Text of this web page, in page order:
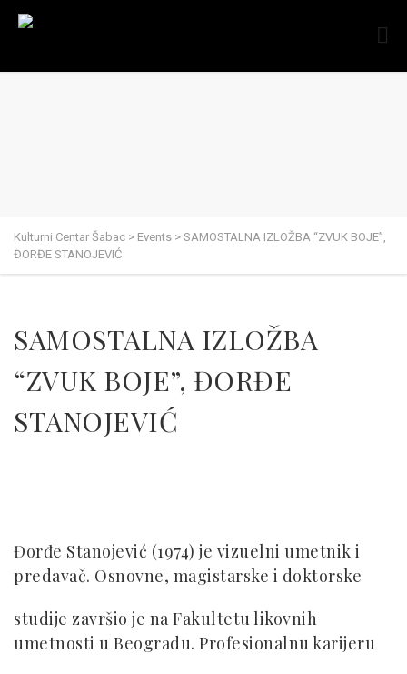
Kulturni Centar Šabac > Events > SAMOSTALNA IZLOŽBA “ZVUK BOJE”,
ĐORĐE STANOJEVIĆ
SAMOSTALNA IZLOŽBA
“ZVUK BOJE”, ĐORĐE
STANOJEVIĆ
Đorđe Stanojević (1974) je vizuelni umetnik i
predavač. Osnovne, magistarske i doktorske
studije završio je na Fakultetu likovnih
umetnosti u Beogradu. Profesionalnu karijeru